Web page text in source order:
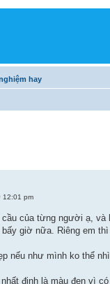
hay
12:01 pm
của từng người ạ,
giờ nữa. Riêng em
nếu như mình ko thể
định là màu đen vì